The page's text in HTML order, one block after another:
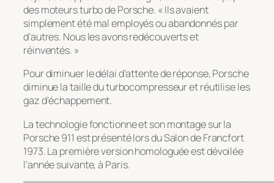
des moteurs turbo de Porsche. « Ils avaient
simplement été mal employés ou abandonnés par
d’autres. Nous les avons redécouverts et
réinventés. »
Pour diminuer le délai d’attente de réponse, Porsche
diminue la taille du turbocompresseur et réutilise les
gaz d’échappement.
La technologie fonctionne et son montage sur la
Porsche 911 est présenté lors du Salon de Francfort
1973. La première version homologuée est dévoilée
l’année suivante, à Paris.